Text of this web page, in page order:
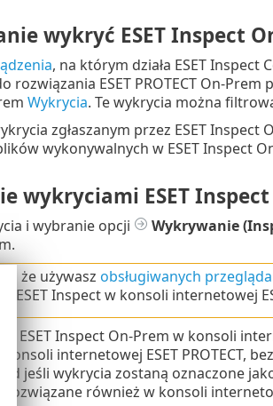
wykryć ESET Inspect
, na którym działa ESET
rozwiązania ESET PROTECT On-
Wykrycia. Te wykrycia można
zgłaszanym przez ESET Inspect
wykonywalnych w ESET Inspect
wykryciami ESET Inspect
i wybranie opcji Wykrywanie
że używasz obsługiwanych
ESET Inspect w konsoli internetowej
ESET Inspect On-Prem w konsoli
internetowej ESET PROTECT,
jeśli wykrycia zostaną oznaczone
również w konsoli